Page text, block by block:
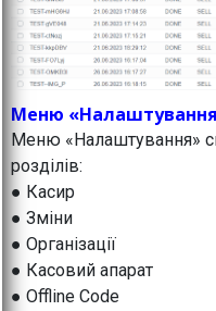
Меню
Меню «Налаштування»
розділів:
● Касир
● Зміни
● Організації
● Касовий апарат
● Offline Code